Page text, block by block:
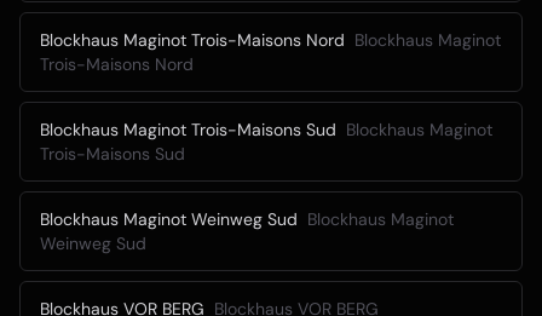
Blockhaus Maginot Trois-Maisons Nord Blockhaus Maginot
Trois-Maisons Nord
Blockhaus Maginot Trois-Maisons Sud Blockhaus Maginot
Trois-Maisons Sud
Blockhaus Maginot Weinweg Sud Blockhaus Maginot
Weinweg Sud
Blockhaus VOR BERG Blockhaus VOR BERG